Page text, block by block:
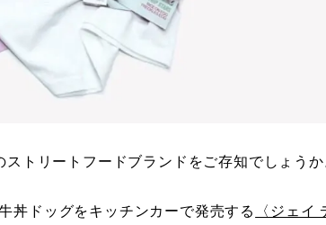
トリートフードブランドをご存知でしょうか
丼ドッグをキッチンカーで発売する
〈ジェイ